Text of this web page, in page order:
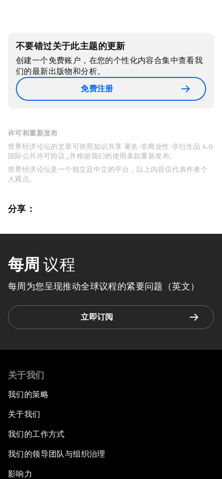
不要错过关于此主题的更新
创建一个免费账户，在您的个性化内容合集中查看我
们的最新出版物和分析。
免费注册
许可和重新发布
世界经济论坛的文章可依照知识共享 署名-非商业性-非衍生品 4.0
国际公共许可协议 , 并根据我们的使用条款重新发布。
世界经济论坛是一个独立且中立的平台，以上内容仅代表作者个
人观点。
分享：
每周 议程
每周为您呈现推动全球议程的紧要问题（英文）
立即订阅
关于我们
我们的策略
关于我们
我们的工作方式
我们的领导团队与组织治理
影响力